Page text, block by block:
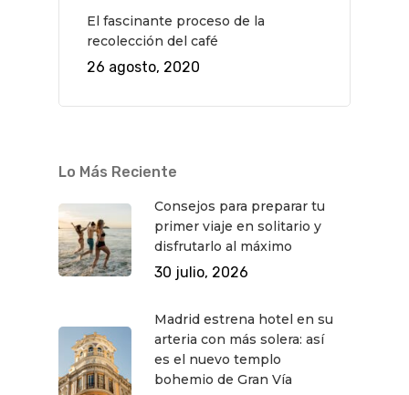
El fascinante proceso de la
recolección del café
26 agosto, 2020
Lo Más Reciente
Consejos para preparar tu
primer viaje en solitario y
disfrutarlo al máximo
30 julio, 2026
Madrid estrena hotel en su
arteria con más solera: así
es el nuevo templo
bohemio de Gran Vía